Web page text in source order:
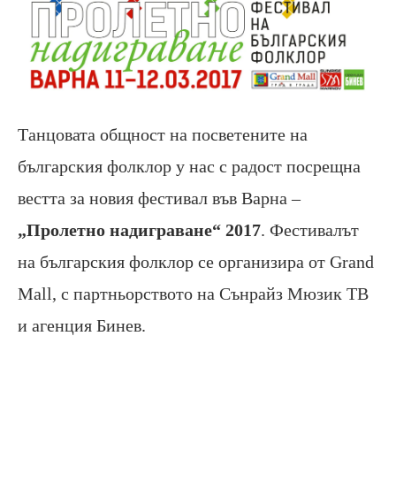
Танцовата общност на посветените на
българския фолклор у нас с радост посрещна
вестта за новия фестивал във Варна –
„Пролетно надиграване“ 2017. Фестивалът
на българския фолклор се организира от Grand
Mall, с партньорството на Сънрайз Мюзик ТВ
и агенция Бинев.